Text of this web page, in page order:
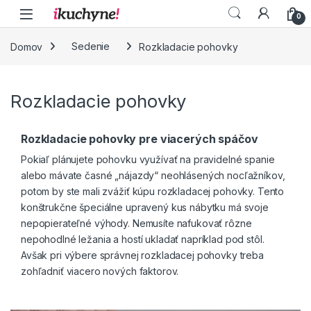
Skip to navigation
Skip to content
0
Domov Sedenie Rozkladacie pohovky
Rozkladacie pohovky
Rozkladacie pohovky pre viacerých spáčov
Pokiaľ plánujete pohovku využívať na pravidelné spanie
alebo mávate časné „nájazdy“ neohlásených nocľažníkov,
potom by ste mali zvážiť kúpu rozkladacej pohovky. Tento
konštrukčne špeciálne upravený kusnábytku má svoje
nepopierateľné výhody. Nemusíte nafukovať rôzne
nepohodlné ležania a hostí ukladať napríklad podstôl.
Avšak pri výbere správnej rozkladacej pohovky treba
zohľadniť viacero nových faktorov.